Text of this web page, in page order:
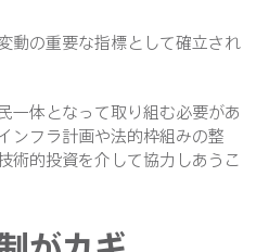
動の重要な指標として確立され
一体となって取り組む必要があ
ンフラ計画や法的枠組みの整
術的投資を介して協力しあうこ